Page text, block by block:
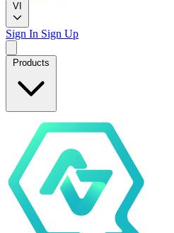
VI
Sign In Sign Up
Products